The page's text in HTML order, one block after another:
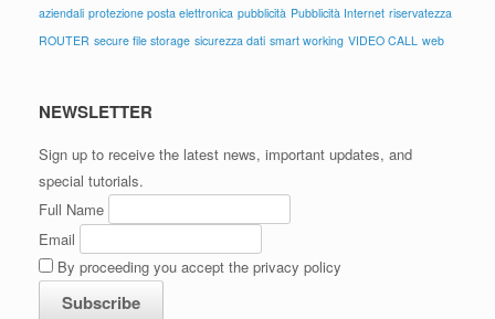
aziendali protezione posta elettronica pubblicità Pubblicità Internet riservatezza
ROUTER secure file storage sicurezza dati smart working VIDEO CALL web
NEWSLETTER
Sign up to receive the latest news, important updates, and
special tutorials.
Full Name
Email
By proceeding you accept the privacy policy